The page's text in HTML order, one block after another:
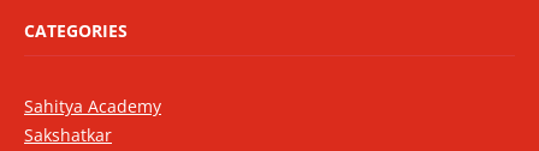
CATEGORIES
Sahitya Academy
Sakshatkar